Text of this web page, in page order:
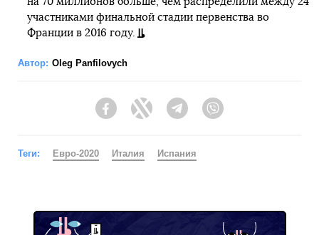
участниками финальной стадии первенства во
Франции в 2016 году.
Автор: Oleg Panfilovych
FacebookTwitter Telegram
Теги: Евро-2020 Италия Испания